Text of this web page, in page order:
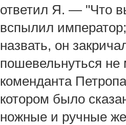
ответил Я. — "Что
вспылил
назвать, он
пошевельнуться
коменданта
котором было
ножные и ручные